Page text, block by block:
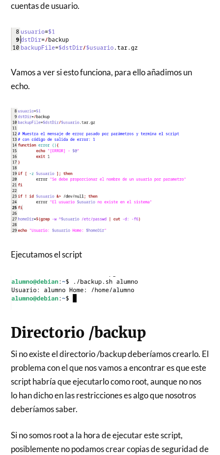
cuentas de usuario.
Vamos a ver si esto funciona, para ello añadimos un
echo.
Ejecutamos el script
Directorio /backup
Si no existe el directorio /backup deberíamos crearlo. El
problema con el que nos vamos a encontrar es que este
script habría que ejecutarlo como root, aunque no nos
lo han dicho en las restricciones es algo que nosotros
deberíamos saber.
Si no somos root a la hora de ejecutar este script,
posiblemente no podamos crear copias de seguridad de